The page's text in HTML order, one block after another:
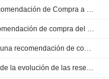
CARNIVAL CORPORATION LTD. : Pasa de una recomendación de Compra a Neutral por BMO Capital
CARNIVAL CORPORATION LTD. : Recibe una recomendación de compra del Tigress Financial
CARNIVAL CORPORATION LTD. : Argus mantiene una recomendación de compra.
Carnival difícilmente se beneficiará de una mejora de la evolución de las reservas en 2026, según Union de Bancos Suizos